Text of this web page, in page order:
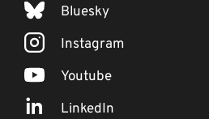
Bluesky
Instagram
Youtube
LinkedIn